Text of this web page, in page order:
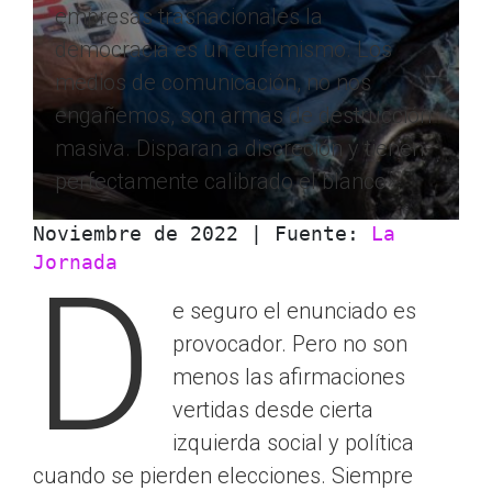
empresas trasnacionales la
democracia es un eufemismo. Los
medios de comunicación, no nos
engañemos, son armas de destrucción
masiva. Disparan a discreción y tienen
perfectamente calibrado el blanco».
Noviembre de 2022 | Fuente:
La
Jornada
D
e seguro el enunciado es
provocador. Pero no son
menos las afirmaciones
vertidas desde cierta
izquierda social y política
cuando se pierden elecciones. Siempre